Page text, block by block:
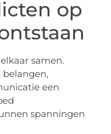
op
samen.
belangen,
een
spanningen